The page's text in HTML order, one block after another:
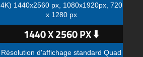
4K) 1440x2560 px, 1080x1920px, 720
x 1280 px
1440 X 2560 PX ⬇️
Résolution d'affichage standard Quad